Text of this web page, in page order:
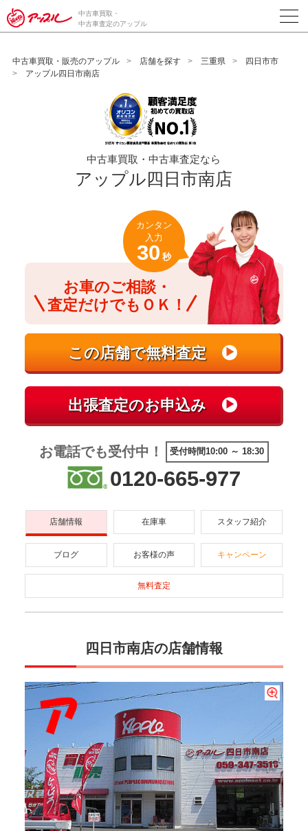
/*ABテスト_新規査定フォームの為のCVボタン*/
中古車買取・
中古車査定のアップル
中古車買取・販売のアップル 店舗を探す 三重県
四日市市
アップル四日市南店
中古車買取・中古車査定なら
アップル四日市南店
お車のご相談・
査定だけでもＯＫ！
カンタン
入力
30 秒
お電話でも受付中！ 受付時間10:00 ～ 18:30
0120-665-977
店舗情報 在庫車 スタッフ紹介
ブログ お客様の声 キャンペーン
無料査定
四日市南店の店舗情報